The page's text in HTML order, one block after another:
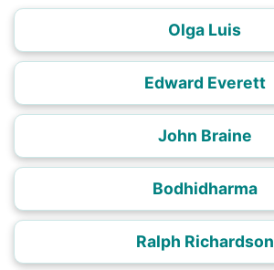
Olga Luis
Edward Everett
John Braine
Bodhidharma
Ralph Richardson